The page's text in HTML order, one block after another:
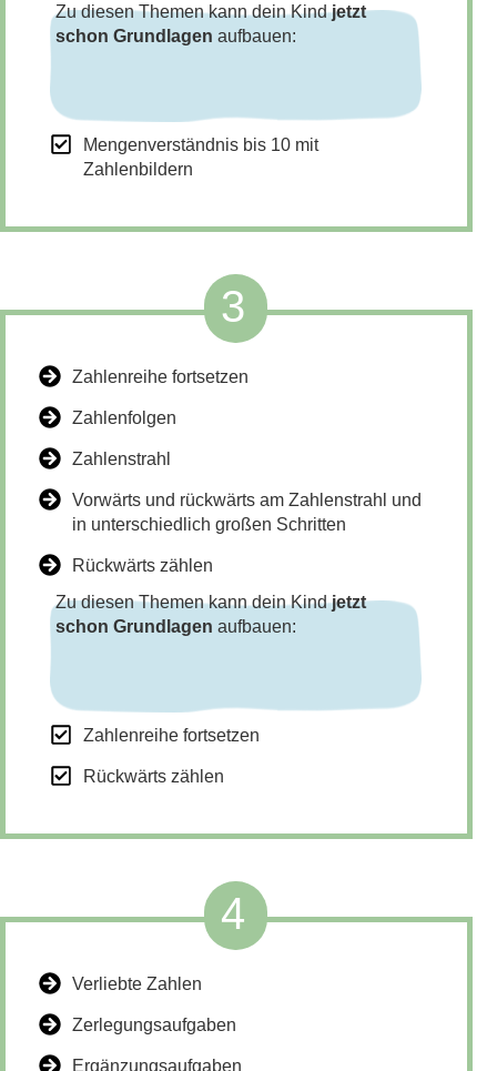
Zu diesen Themen kann dein Kindjetzt
schon Grundlagen aufbauen:
Mengenverständnis bis 10 mit
Zahlenbildern
3
Zahlenreihe fortsetzen
Zahlenfolgen
Zahlenstrahl
Vorwärts und rückwärts am Zahlenstrahl und
in unterschiedlich großen Schritten
Rückwärts zählen
Zu diesen Themen kann dein Kindjetzt
schon Grundlagen aufbauen:
Zahlenreihe fortsetzen
Rückwärts zählen
4
Verliebte Zahlen
Zerlegungsaufgaben
Ergänzungsaufgaben